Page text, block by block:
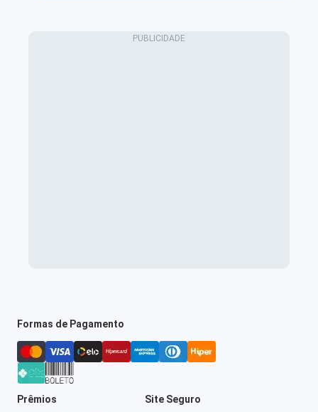
Formas de Pagamento
Prêmios Site Seguro